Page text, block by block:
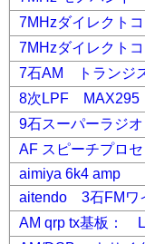
7MHzダイレクト
7MHzダイレクト
7石AM トランジ
8次LPF MAX295
9石スーパーラジ
AF スピーチプロ
aimiya 6k4 amp
aitendo 3石FMワ
AM qrp tx基板：